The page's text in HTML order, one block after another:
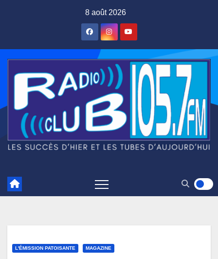
8 août 2026
L'ÉMISSION PATOISANTE MAGAZINE